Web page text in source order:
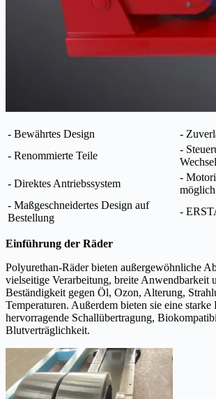
- Bewährtes Design
-
- Renommierte Teile
-
- Direktes Antriebssystem
-
möglich
- Maßgeschneidertes Design auf
Bestellung
-
Einführung der Räder
Polyurethan-Räder bieten außergewöhnliche
vielseitige Verarbeitung, breite Anwendbarkeit
Beständigkeit gegen Öl, Ozon, Alterung,
Temperaturen. Außerdem bieten sie eine
hervorragende Schallübertragung,
Blutverträglichkeit.